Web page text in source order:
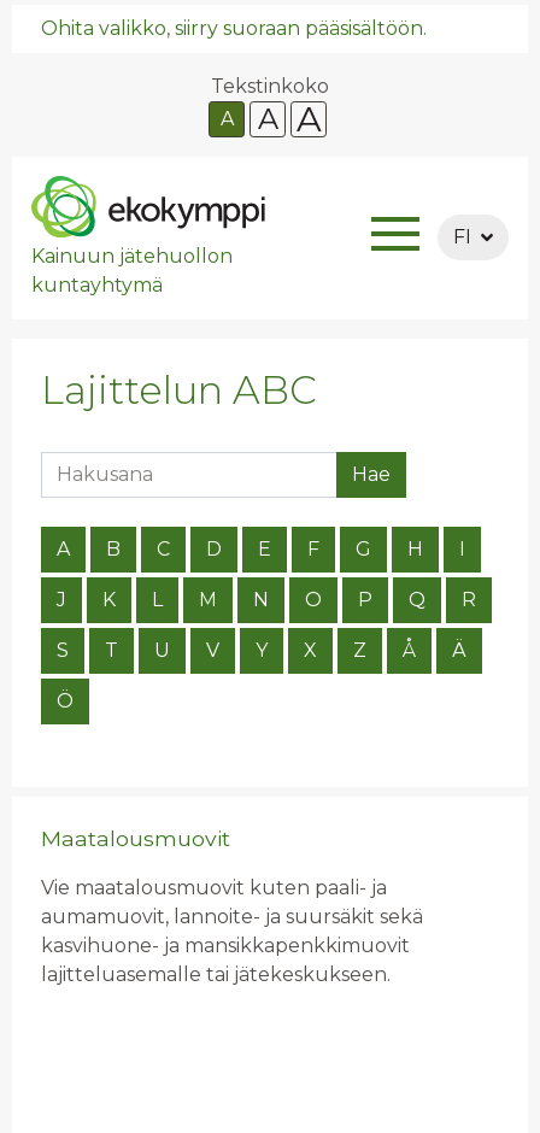
Ohita valikko, siirry suoraan pääsisältöön.
Tekstinkoko
A
A A
Kainuun jätehuollon
kuntayhtymä
FI
Lajittelun ABC
Hakusana Hae
A B C D E F G H I
J K L M N O P Q R
S T U V Y X Z Å Ä
Ö
Maatalousmuovit
Vie maatalousmuovit kuten paali- ja
aumamuovit, lannoite- ja suursäkit sekä
kasvihuone- ja mansikkapenkkimuovit
lajitteluasemalle tai jätekeskukseen.